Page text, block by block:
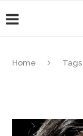
Home Tags